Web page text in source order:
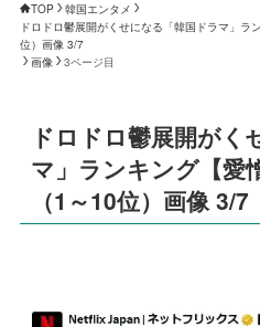
TOP
韓国エンタメ
ドロドロ鬱展開がくせになる「韓国ドラマ」
位）画像 3/7
画像
3ページ目
ドロドロ鬱展開がく
マ」ランキング【愛
（1～10位）画像 3/7